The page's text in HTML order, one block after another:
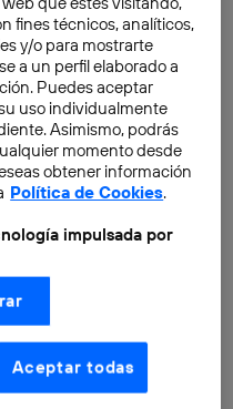
son máquinas
fines técnicos, analíticos,
y/o para mostrarte
a un perfil elaborado a
Puedes aceptar
uso individualmente
Asimismo, podrás
momento desde
obtener información
Política de Cookies.
impulsada por
la tecnología Utiq para
digital o análisis
de consentimiento)
web(s)
una conexión a
por una de las
y otorgas tu
Aceptar todas